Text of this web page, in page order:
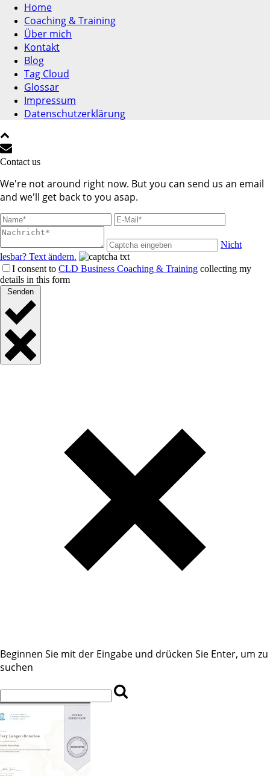
Home
Coaching & Training
Über mich
Kontakt
Blog
Tag Cloud
Glossar
Impressum
Datenschutzerklärung
Contact us
We're not around right now. But you can send us an email
and we'll get back to you asap.
Nicht
lesbar? Text ändern.
I consent to CLD Business Coaching & Training collecting my
details in this form
Senden
Beginnen Sie mit der Eingabe und drücken Sie Enter, um zu
suchen